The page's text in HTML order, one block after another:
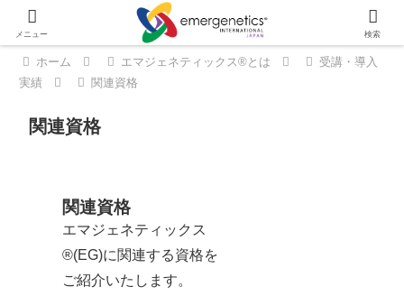
ホーム エマジェネティックス®とは
受講・導入
実績
関連資格
関連資格
関連資格
エマジェネティックス
®(EG)に関連する資格を
ご紹介いたします。
メニュー 検索